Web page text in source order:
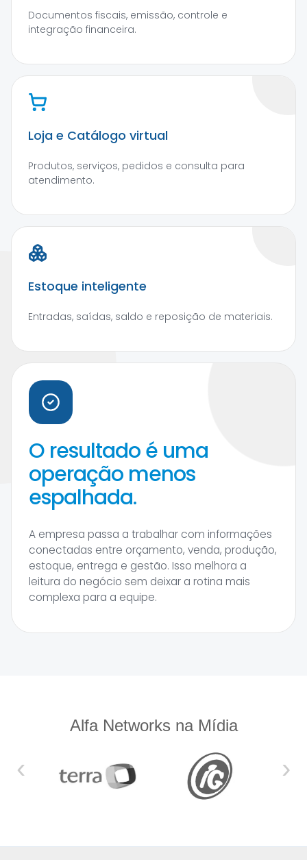
Documentos fiscais, emissão, controle e
integração financeira.
Loja e Catálogo virtual
Produtos, serviços, pedidos e consulta para
atendimento.
Estoque inteligente
Entradas, saídas, saldo e reposição de materiais.
O resultado é uma
operação menos
espalhada.
A empresa passa a trabalhar com informações
conectadas entre orçamento, venda, produção,
estoque, entrega e gestão. Isso melhora a
leitura do negócio sem deixar a rotina mais
complexa para a equipe.
Alfa Networks na Mídia
‹ ›